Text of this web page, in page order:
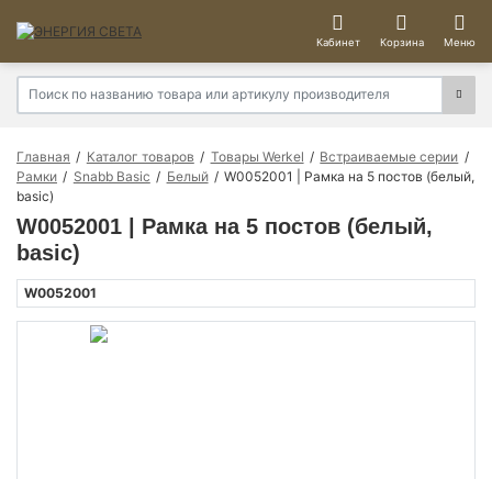
Кабинет Корзина Меню
Главная Каталог товаров Товары Werkel
Встраиваемые серии
Рамки
Snabb Basic Белый
W0052001 | Рамка на 5 постов (белый,
basic)
W0052001 | Рамка на 5 постов (белый,
basic)
W0052001